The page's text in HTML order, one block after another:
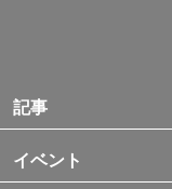
記事
イベント